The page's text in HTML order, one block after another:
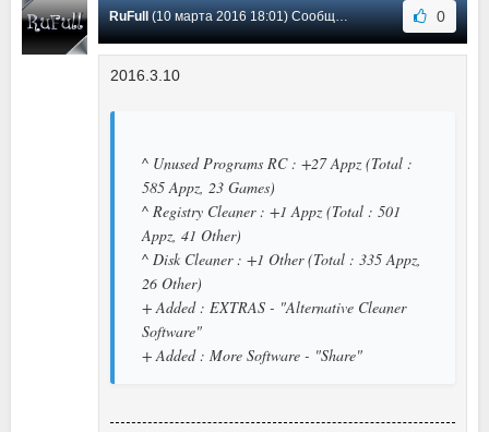
RuFull(10 марта 2016 18:01) Сообщение #20 0
2016.3.10
^ Unused Programs RC : +27 Appz (Total :
585 Appz, 23 Games)
^ Registry Cleaner : +1 Appz (Total : 501
Appz, 41 Other)
^ Disk Cleaner : +1 Other (Total : 335 Appz,
26 Other)
+ Added : EXTRAS - "Alternative Cleaner
Software"
+ Added : More Software - "Share"